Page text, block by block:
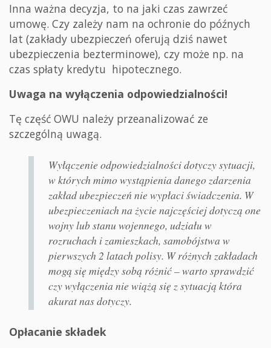
Inna ważna decyzja, to na jaki czas zawrzeć
umowę. Czy zależy nam na ochronie do późnych
lat (zakłady ubezpieczeń oferują dziś nawet
ubezpieczenia bezterminowe), czy może np. na
czas spłaty kredytu hipotecznego.
Uwaga na wyłączenia odpowiedzialności!
Tę część OWU należy przeanalizować ze
szczególną uwagą.
Wyłączenie odpowiedzialności dotyczy sytuacji,
w których mimo wystąpienia danego zdarzenia
zakład ubezpieczeń nie wypłaci świadczenia. W
ubezpieczeniach na życie najczęściej dotyczą one
wojny lub stanu wojennego, udziału w
rozruchach i zamieszkach, samobójstwa w
pierwszych 2 latach polisy. W różnych zakładach
mogą się między sobą różnić – warto sprawdzić
czy wyłączenia nie wiążą się z sytuacją która
akurat nas dotyczy.
Opłacanie składek